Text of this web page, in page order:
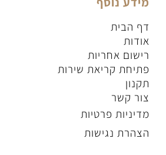
דף הבית
אודות
רישום אחריות
פתיחת קריאת שירות
תקנון
צור קשר
מדיניות פרטיות
הצהרת נגישות